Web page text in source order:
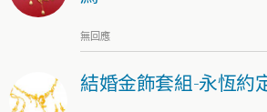
無回應
結婚金飾套組-永恆約